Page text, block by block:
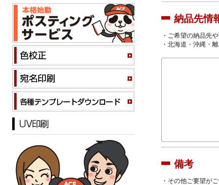
納品先情
・ご希望の納品先
・北海道・沖縄・
備考
・その他ご要望が